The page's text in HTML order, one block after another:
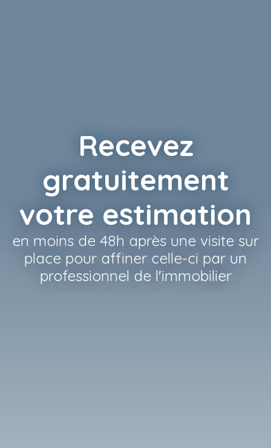
Recevez
gratuitement
votre estimation
en moins de 48h après une visite sur
place pour affiner celle-ci par un
professionnel de l'immobilier